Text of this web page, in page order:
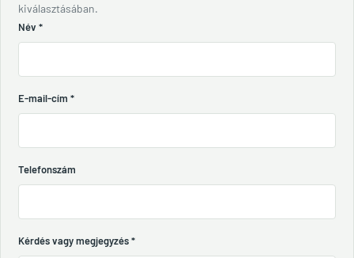
kiválasztásában.
Név *
E-mail-cím *
Telefonszám
Kérdés vagy megjegyzés*